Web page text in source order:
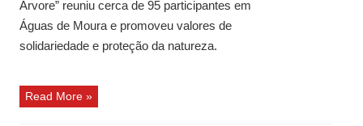
Árvore” reuniu cerca de 95 participantes em
Águas de Moura e promoveu valores de
solidariedade e proteção da natureza.
Read More »